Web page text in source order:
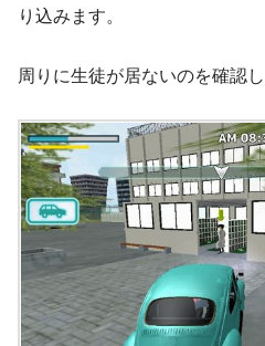
り込みます。
周りに生徒が居ないのを確認